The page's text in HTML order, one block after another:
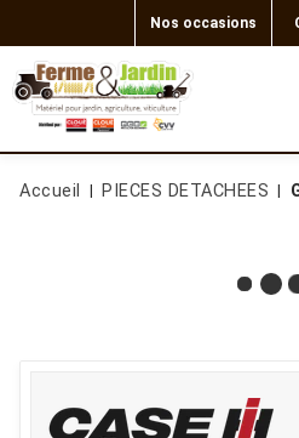
Nos occasions
Accueil PIECES DETACHEES